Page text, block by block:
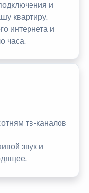
и
квартиру.
интернета и
часа.
тв-каналов
звук и